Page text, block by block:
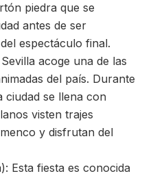
piedra que se
antes de ser
espectáculo final.
acoge una de las
del país. Durante
ciudad se llena con
visten trajes
y disfrutan del
Esta fiesta es conocida